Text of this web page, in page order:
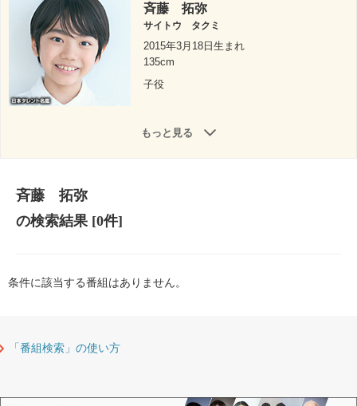
斉藤 拓弥
サイトウ タクミ
2015年3月18日生まれ
135cm
子役
もっと見る
斉藤 拓弥
の検索結果[0件]
条件に該当する番組はありません。
「番組検索」の使い方